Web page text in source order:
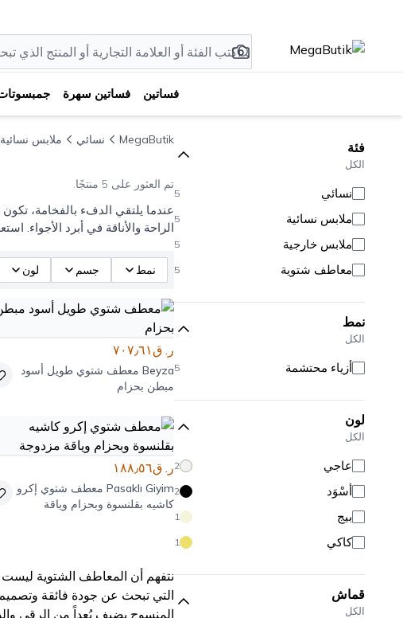
فساتين فساتين سهرة
فئة
الكل
نسائي 5
ملابس نسائية 5
ملابس خارجية 5
معاطف شتوية 5
نمط
الكل
أزياء محتشمة 5
لون
الكل
عاجي 2
أَسْوَد 2
بيج 1
كاكي 1
قماش
الكل
MegaButik نسائي ملابس نسائية
تم العثور على 5 منتجًا.
عندما يلتقي الدفء بالفخامة،
الراحة والأناقة في أبرد
نمط جسم لون
ر. ق٧٠٧٫٦١
Beyza معطف شتوي طويل أسود
مبطن بحزام
ر. ق١٨٨٫٥٦
Pasaklı Giyim معطف شتوي إكرو
كاشيه بقلنسوة وبحزام وياقة
نتفهم أن المعاطف الشتوية ليست
التي تبحث عن جودة فائقة
المنسوج يضيف بُعداً من الرقي